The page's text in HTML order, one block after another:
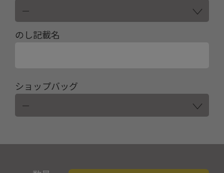
のし記載名
ショップバッグ